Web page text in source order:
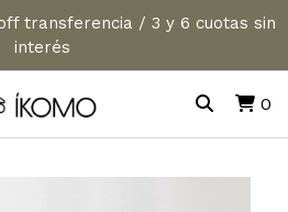
transferencia / 3 y 6 cuotas sin
interés
0